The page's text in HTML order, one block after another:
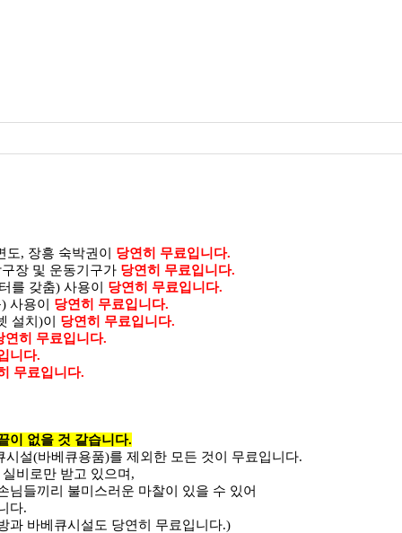
도, 장흥 숙박권이 당연히 무료입니다.
장 및 운동기구가 당연히 무료입니다.
를 갖춤) 사용이 당연히 무료입니다.
사용이 당연히 무료입니다.
설치)이 당연히 무료입니다.
연히 무료입니다.
니다.
무료입니다.
이 없을 것 같습니다.
설(바베큐용품)를 제외한 모든 것이 무료입니다.
비로만 받고 있으며,
님들끼리 불미스러운 마찰이 있을 수 있어
다.
과 바베큐시설도 당연히 무료입니다.)